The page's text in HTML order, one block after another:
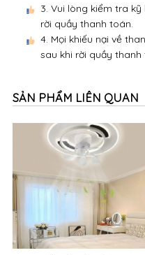
3. Vui lòng kiểm tra
rời quầy thanh toán.
4. Mọi khiếu nại về
sau khi rời quầy thanh
SẢN PHẨM LIÊN QUAN